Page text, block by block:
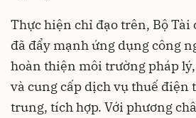
Thực hiện chỉ đạo trên, Bộ Tài
đã đẩy mạnh ứng dụng công
hoàn thiện môi trường pháp
và cung cấp dịch vụ thuế điện
trung, tích hợp. Với phương